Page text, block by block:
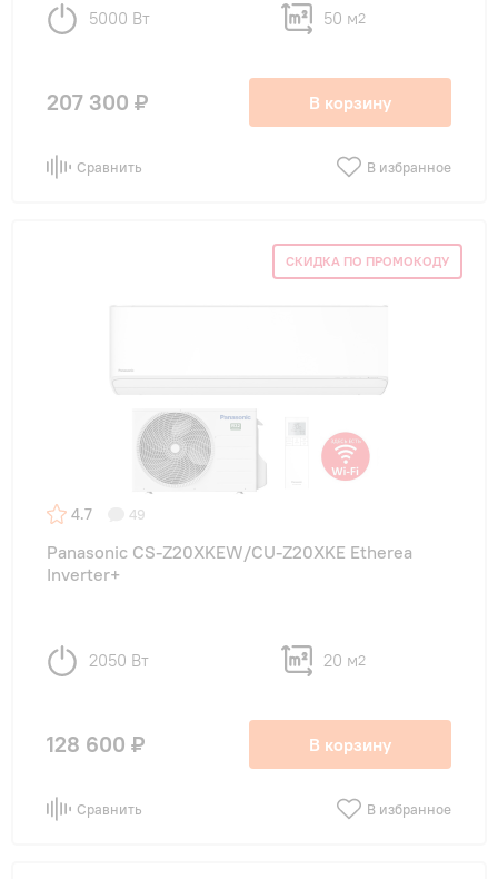
5000 Вт 50 м2
207 300 ₽ В корзину
Сравнить В избранное
СКИДКА ПО ПРОМОКОДУ
4.7 49
Panasonic CS-Z20XKEW/CU-Z20XKE Etherea
Inverter+
2050 Вт 20 м2
128 600 ₽ В корзину
Сравнить В избранное